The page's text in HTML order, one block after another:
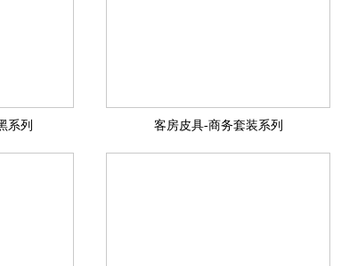
系列 客房皮具-商务套装系列